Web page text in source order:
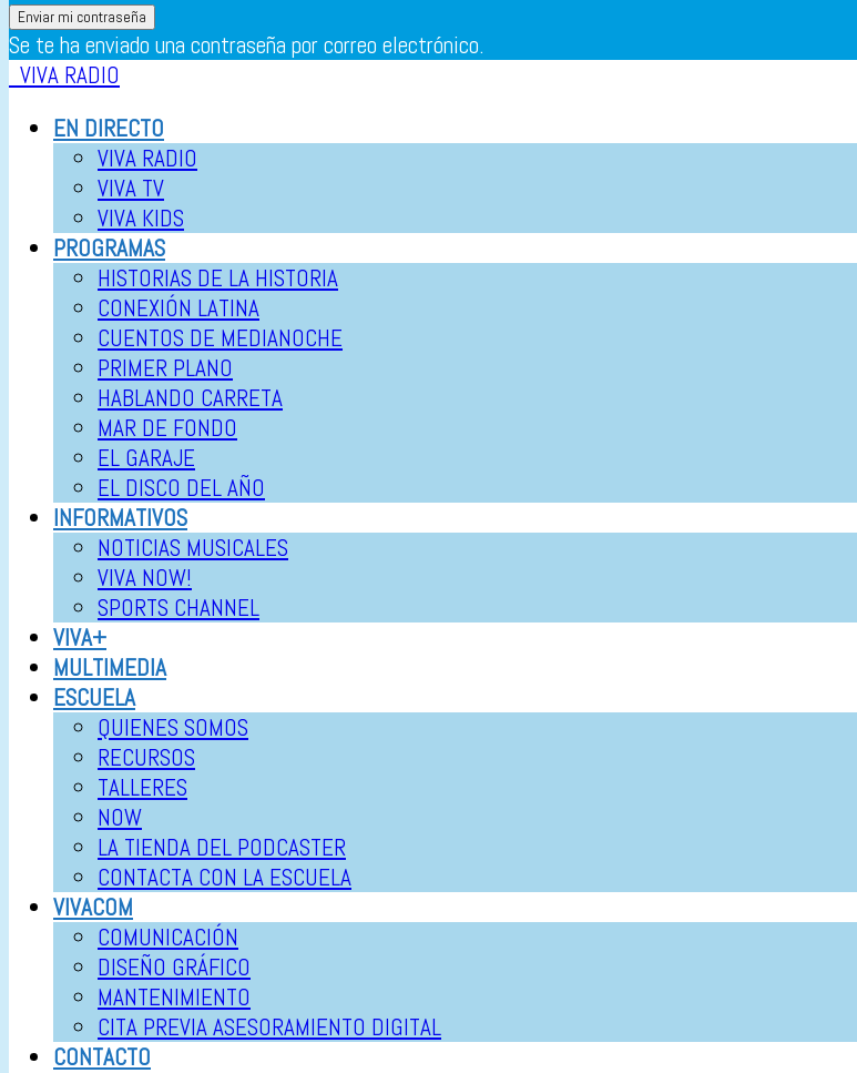
Se te ha enviado una contraseña por correo electrónico.
VIVA RADIO
EN DIRECTO
VIVA RADIO
VIVA TV
VIVA KIDS
PROGRAMAS
HISTORIAS DE LA HISTORIA
CONEXIÓN LATINA
CUENTOS DE MEDIANOCHE
PRIMER PLANO
HABLANDO CARRETA
MAR DE FONDO
EL GARAJE
EL DISCO DEL AÑO
INFORMATIVOS
NOTICIAS MUSICALES
VIVA NOW!
SPORTS CHANNEL
VIVA+
MULTIMEDIA
ESCUELA
QUIENES SOMOS
RECURSOS
TALLERES
NOW
LA TIENDA DEL PODCASTER
CONTACTA CON LA ESCUELA
VIVACOM
COMUNICACIÓN
DISEÑO GRÁFICO
MANTENIMIENTO
CITA PREVIA ASESORAMIENTO DIGITAL
CONTACTO